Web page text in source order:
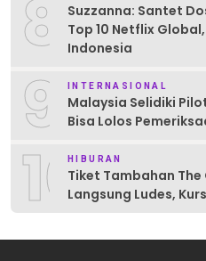
8
Suzzanna: Santet
Top 10 Netflix
Indonesia
9 INTERNASIONAL
Malaysia Selidiki
Bisa Lolos
10HIBURAN
Tiket Tambahan
Langsung Ludes,